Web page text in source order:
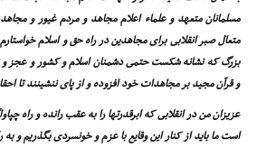
مسلمانان متعهد و علماء اعلام مجاهد و مردم غیور و
متعال صبر انقلابى براى مجاهدین در راه حق و اسلام
بزرگ که نشانه شکست حتمى دشمنان اسلام و کشور و عجز و
و قرآن مجید بر مجاهدات خود افزوده و از پاى ننشینند تا
عزیزان من در انقلابى که ابرقدرتها را به عقب رانده و راه
است ما باید از کنار این وقایع با عزم و خونسردى بگذریم و